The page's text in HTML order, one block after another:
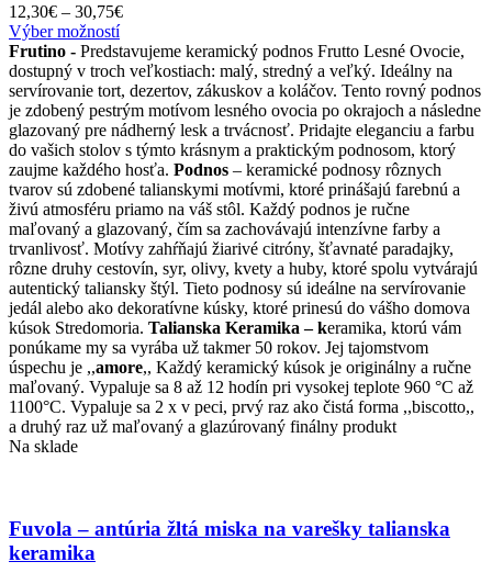
12,30€ – 30,75€Price
12,30€
through
30,75€
Výber možnostíTento
produkt
má
viacero
variantov.
Možnosti
si
môžete
vybrať
na
stránke
produktu.
Frutino - Predstavujeme keramický podnos Frutto Lesné Ovocie,
dostupný v troch veľkostiach: malý, stredný a veľký. Ideálny na
servírovanie tort, dezertov, zákuskov a koláčov. Tento rovný podnos
je zdobený pestrým motívom lesného ovocia po okrajoch a následne
glazovaný pre nádherný lesk a trvácnosť. Pridajte eleganciu a farbu
do vašich stolov s týmto krásnym a praktickým podnosom, ktorý
zaujme každého hosťa. Podnos – keramické podnosy rôznych
tvarov sú zdobené talianskymi motívmi, ktoré prinášajú farebnú a
živú atmosféru priamo na váš stôl. Každý podnos je ručne
maľovaný a glazovaný, čím sa zachovávajú intenzívne farby a
trvanlivosť. Motívy zahŕňajú žiarivé citróny, šťavnaté paradajky,
rôzne druhy cestovín, syr, olivy, kvety a huby, ktoré spolu vytvárajú
autentický taliansky štýl. Tieto podnosy sú ideálne na servírovanie
jedál alebo ako dekoratívne kúsky, ktoré prinesú do vášho domova
kúsok Stredomoria. Talianska Keramika – keramika, ktorú vám
ponúkame my sa vyrába už takmer 50 rokov. Jej tajomstvom
úspechu je ,,amore,, Každý keramický kúsok je originálny a ručne
maľovaný. Vypaluje sa 8 až 12 hodín pri vysokej teplote 960 °C až
1100°C. Vypaluje sa 2 x v peci, prvý raz ako čistá forma ,,biscotto,,
a druhý raz už maľovaný a glazúrovaný finálny produkt
Na sklade
Fuvola – antúria žltá miska na varešky talianska
keramika